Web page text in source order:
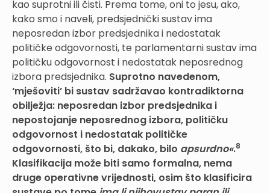
kao suprotni ili čisti. Prema tome, oni to jesu, ako,
kako smo i naveli, predsjednički sustav ima
neposredan izbor predsjednika i nedostatak
političke odgovornosti, te parlamentarni sustav ima
političku odgovornost i nedostatak neposrednog
izbora predsjednika. Suprotno navedenom,
‘mješoviti’ bi sustav sadržavao kontradiktorna
obilježja: neposredan izbor predsjednika i
nepostojanje neposrednog izbora, političku
odgovornost i nedostatak političke
odgovornosti, što bi, dakako, bilo apsurdno«.8
Klasifikacija može biti samo formalna, nema
druge operativne vrijednosti, osim što klasificira